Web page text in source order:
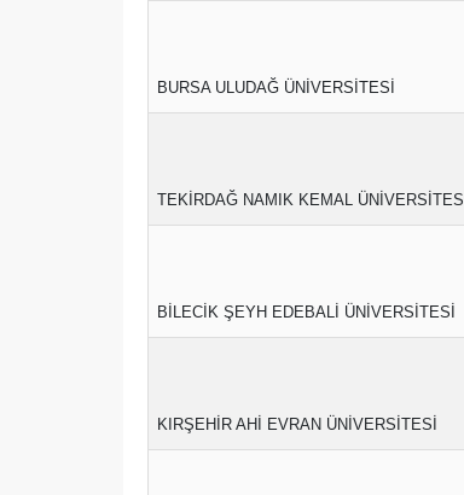
BURSA ULUDAĞ ÜNİVERSİTESİ
TEKİRDAĞ NAMIK KEMAL ÜNİVERSİTESİ
BİLECİK ŞEYH EDEBALİ ÜNİVERSİTESİ
KIRŞEHİR AHİ EVRAN ÜNİVERSİTESİ